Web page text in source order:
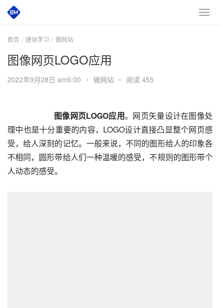
首页 建站学习 做网站
图像网页LOGO应用
2022年9月28日 am6:00 • 做网站 • 阅读 455
图像网页LOGO应用。网页矢量设计在图像处
理中也是十分重要的内容，LOGO设计直接凸显整个网页感
受，给人深刻的记忆。一般来说，不同的图形给人的印象各
不相同，圆形带给人们一种温暖的感受，不规则的图形带个
人动态的感受。